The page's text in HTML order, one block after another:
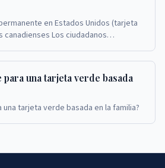
en Estados Unidos (tarjeta
canadienses Los ciudadanos
una tarjeta verde basada
una tarjeta verde basada en la familia?